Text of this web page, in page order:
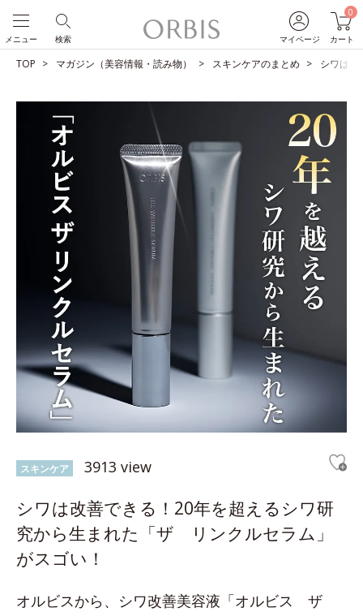
マイページ
0
カート
検索
メニュー
TOP マガジン（美容情報・読み物） スキンケアのまとめ シワは
スキンケア 3913 view
シワは改善できる！20年を超えるシワ研
究から生まれた「ザ リンクルセラム」
がスゴい！
オルビスから、シワ改善美容液「オルビス ザ